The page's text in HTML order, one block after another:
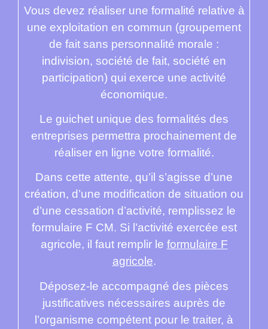
Vous devez réaliser une formalité relative à
une exploitation en commun (groupement
de fait sans personnalité morale :
indivision, société de fait, société en
participation) qui exerce une activité
économique.
Le guichet unique des formalités des
entreprises permettra prochainement de
réaliser en ligne votre formalité.
Dans cette attente, qu’il s’agisse d’une
création, d’une modification de situation ou
d’une cessation d’activité, remplissez le
formulaire F CM. Si l’activité exercée est
agricole, il faut remplir le formulaire F
agricole.
Déposez-le accompagné des pièces
justificatives nécessaires auprès de
l’organisme compétent pour le traiter, à